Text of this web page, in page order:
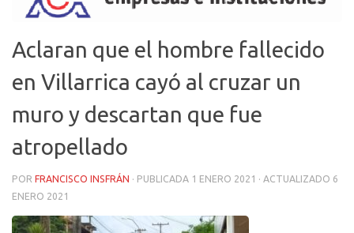
Aclaran que el hombre fallecido
en Villarrica cayó al cruzar un
muro y descartan que fue
atropellado
POR FRANCISCO INSFRÁN · PUBLICADA 1 ENERO 2021 · ACTUALIZADO 6
ENERO 2021